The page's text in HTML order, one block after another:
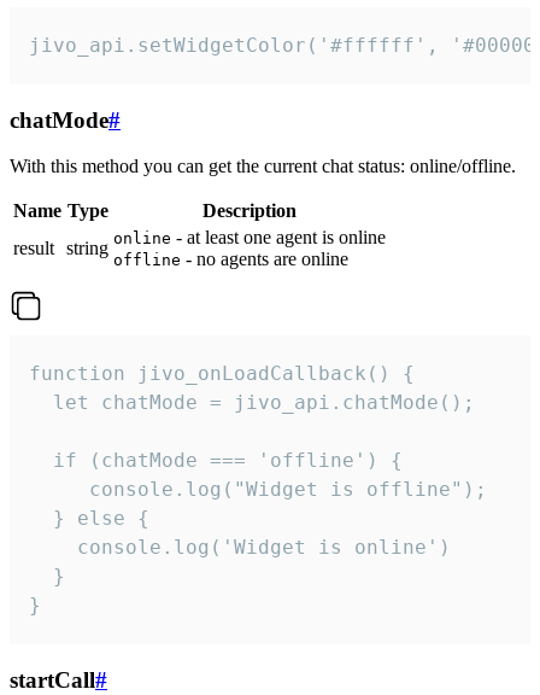
jivo_api.setWidgetColor('#ffffff',
chatMode#
With this method you can get the current chat status: online/offline.
Name Type
Description
result string online - at least one agent is online
offline - no agents are online
function jivo_onLoadCallback() {
  let chatMode = jivo_api.chatMode();
  if (chatMode === 'offline') {
     console.log("Widget is offline");
  } else {
    console.log('Widget is online')
  }
}
startCall#